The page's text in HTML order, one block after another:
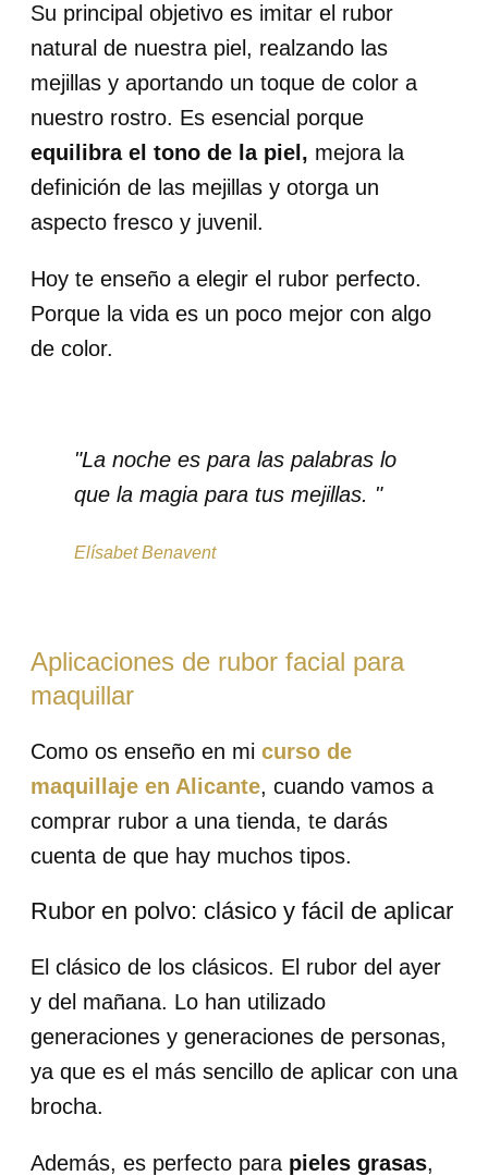
Su principal objetivo es imitar el rubor
natural de nuestra piel, realzando las
mejillas y aportando un toque de color a
nuestro rostro. Es esencial porque
equilibra el tono de la piel, mejora la
definición de las mejillas y otorga un
aspecto fresco y juvenil.
Hoy te enseño a elegir el rubor perfecto.
Porque la vida es un poco mejor con algo
de color.
"La noche es para las palabras lo
que la magia para tus mejillas. "
Elísabet Benavent
Aplicaciones de rubor facial para
maquillar
Como os enseño en mi curso de
maquillaje en Alicante, cuando vamos a
comprar rubor a una tienda, te darás
cuenta de que hay muchos tipos.
Rubor en polvo: clásico y fácil de aplicar
El clásico de los clásicos. El rubor del ayer
y del mañana. Lo han utilizado
generaciones y generaciones de personas,
ya que es el más sencillo de aplicar con una
brocha.
Además, es perfecto para pieles grasas,